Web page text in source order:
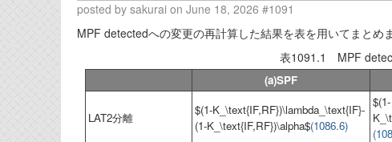
posted by sakurai on June 18, 2026 #1091
MPF detectedへの変更の再計算した結果を表を用いてまとめま
表1091.1 MPF
(a)SPF
LAT2分離
$(1-K_\text{IF,RF})\lambda_\text{IF}-
(1-K_\text{IF,RF})\alpha$(1086.6)
$(1-